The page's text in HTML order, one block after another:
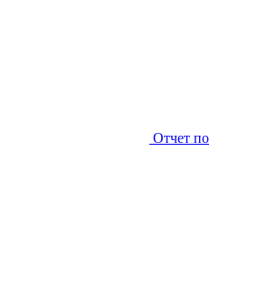
Отчет по